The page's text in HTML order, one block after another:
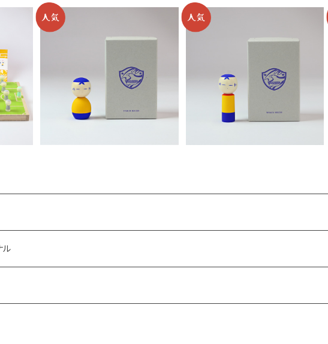
ッ
ベガルタこけしAタイプ
¥4,400
ベガルタこけしBタイプ
¥4,400
ル